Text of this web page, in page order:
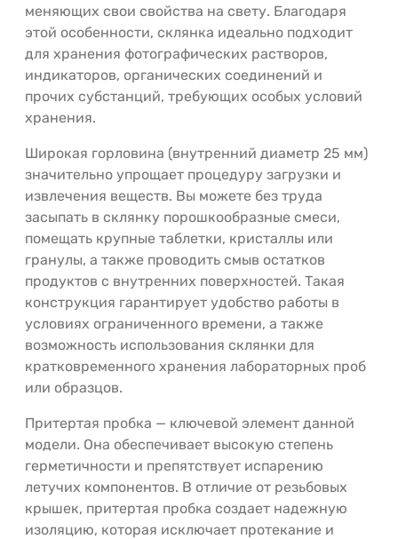
меняющих свои свойства на свету. Благодаря
этой особенности, склянка идеально подходит
для хранения фотографических растворов,
индикаторов, органических соединений и
прочих субстанций, требующих особых условий
хранения.
Широкая горловина (внутренний диаметр 25 мм)
значительно упрощает процедуру загрузки и
извлечения веществ. Вы можете без труда
засыпать в склянку порошкообразные смеси,
помещать крупные таблетки, кристаллы или
гранулы, а также проводить смыв остатков
продуктов с внутренних поверхностей. Такая
конструкция гарантирует удобство работы в
условиях ограниченного времени, а также
возможность использования склянки для
кратковременного хранения лабораторных проб
или образцов.
Притертая пробка — ключевой элемент данной
модели. Она обеспечивает высокую степень
герметичности и препятствует испарению
летучих компонентов. В отличие от резьбовых
крышек, притертая пробка создает надежную
изоляцию, которая исключает протекание и